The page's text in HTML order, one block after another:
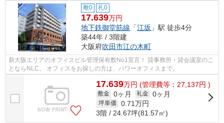
敷0 礼0
17.639万円
地下鉄御堂筋線 「江坂 」駅 徒歩4分
築44年 / 3階建
大阪府吹田市江の木町
新大阪エリアのオフィスビル管理保有数No1宣言！ 貸事務所・貸会議室のこ
とならNLC。 オフィスをお探しの方は、パワーオフィスまで。
17.639万円 (管理費等：27,137円 )
敷金 0ヶ月 礼金 0ヶ月
坪単価 0.71万円
3階 / 24.67坪(81.57㎡)